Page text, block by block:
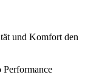
und Komfort den
Performance